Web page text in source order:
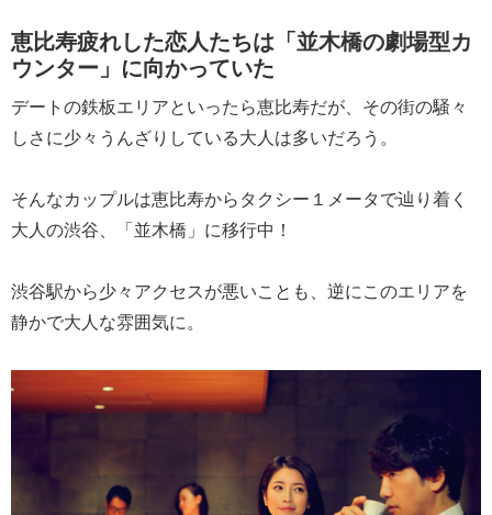
恵比寿疲れした恋人たちは「並木橋の劇場型カ
ウンター」に向かっていた
デートの鉄板エリアといったら恵比寿だが、その街の騒々
しさに少々うんざりしている大人は多いだろう。
そんなカップルは恵比寿からタクシー１メータで辿り着く
大人の渋谷、「並木橋」に移行中！
渋谷駅から少々アクセスが悪いことも、逆にこのエリアを
静かで大人な雰囲気に。